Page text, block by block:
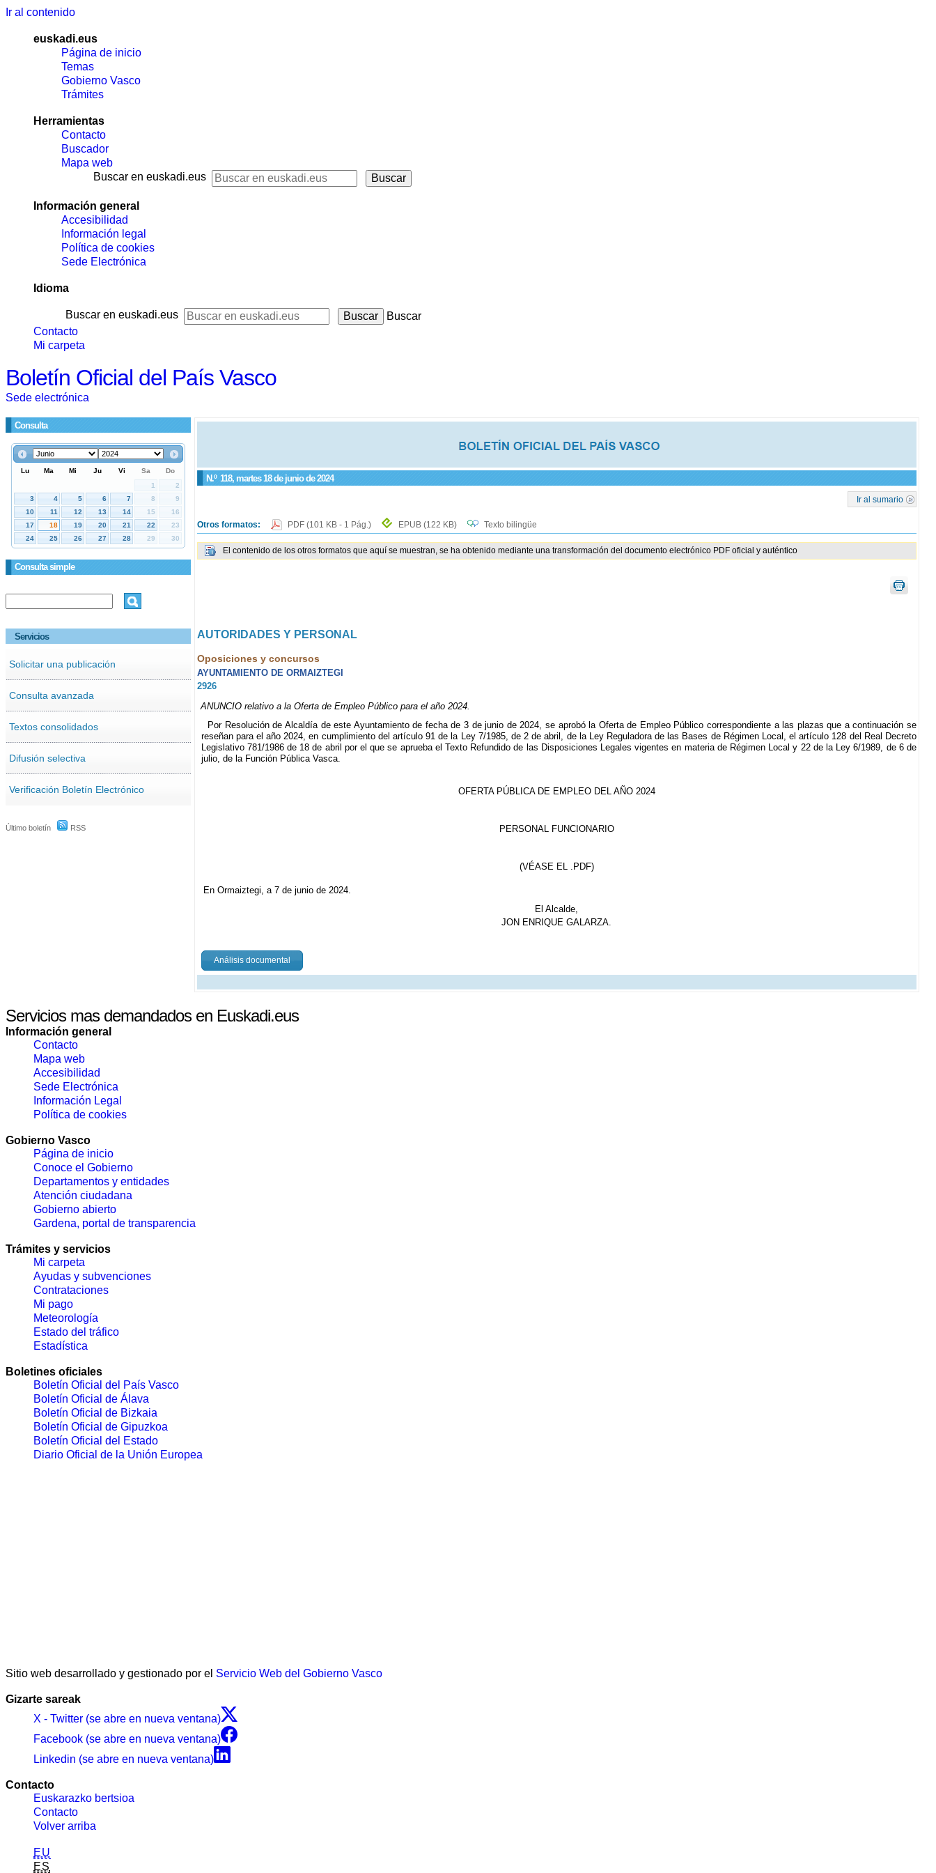
Ir al contenido
euskadi.eus
Página de inicio
Temas
Gobierno Vasco
Trámites
Herramientas
Contacto
Buscador
Mapa web
Buscar en euskadi.eus
Información general
Accesibilidad
Información legal
Política de cookies
Sede Electrónica
Idioma
Buscar en euskadi.eus
Buscar
Contacto
Mi carpeta
Boletín Oficial del País Vasco
Sede electrónica
Consulta
Consulta simple
Servicios
Solicitar una publicación
Consulta avanzada
Textos consolidados
Difusión selectiva
Verificación Boletín Electrónico
Último boletín RSS
N.º 118, martes 18 de junio de 2024
Ir al sumario
Otros formatos: PDF (101 KB - 1 Pág.) EPUB (122 KB) Texto bilingüe
El contenido de los otros formatos que aquí se muestran, se ha obtenido mediante una transformación del documento electrónico PDF oficial y auténtico
AUTORIDADES Y PERSONAL
Oposiciones y concursos
AYUNTAMIENTO DE ORMAIZTEGI
2926
ANUNCIO relativo a la Oferta de Empleo Público para el año 2024.
Por Resolución de Alcaldía de este Ayuntamiento de fecha de 3 de junio de 2024, se aprobó la Oferta de Empleo Público correspondiente a las plazas que a continuación se
reseñan para el año 2024, en cumplimiento del artículo 91 de la Ley 7/1985, de 2 de abril, de la Ley Reguladora de las Bases de Régimen Local, el artículo 128 del Real Decreto
Legislativo 781/1986 de 18 de abril por el que se aprueba el Texto Refundido de las Disposiciones Legales vigentes en materia de Régimen Local y 22 de la Ley 6/1989, de 6 de
julio, de la Función Pública Vasca.
OFERTA PÚBLICA DE EMPLEO DEL AÑO 2024
PERSONAL FUNCIONARIO
(VÉASE EL .PDF)
En Ormaiztegi, a 7 de junio de 2024.
El Alcalde,
JON ENRIQUE GALARZA.
Análisis documental
Servicios mas demandados en Euskadi.eus
Información general
Contacto
Mapa web
Accesibilidad
Sede Electrónica
Información Legal
Política de cookies
Gobierno Vasco
Página de inicio
Conoce el Gobierno
Departamentos y entidades
Atención ciudadana
Gobierno abierto
Gardena, portal de transparencia
Trámites y servicios
Mi carpeta
Ayudas y subvenciones
Contrataciones
Mi pago
Meteorología
Estado del tráfico
Estadística
Boletines oficiales
Boletín Oficial del País Vasco
Boletín Oficial de Álava
Boletín Oficial de Bizkaia
Boletín Oficial de Gipuzkoa
Boletín Oficial del Estado
Diario Oficial de la Unión Europea
Sitio web desarrollado y gestionado por el Servicio Web del Gobierno Vasco
Gizarte sareak
X - Twitter (se abre en nueva ventana)
Facebook (se abre en nueva ventana)
Linkedin (se abre en nueva ventana)
Contacto
Euskarazko bertsioa
Contacto
Volver arriba
EU
ES